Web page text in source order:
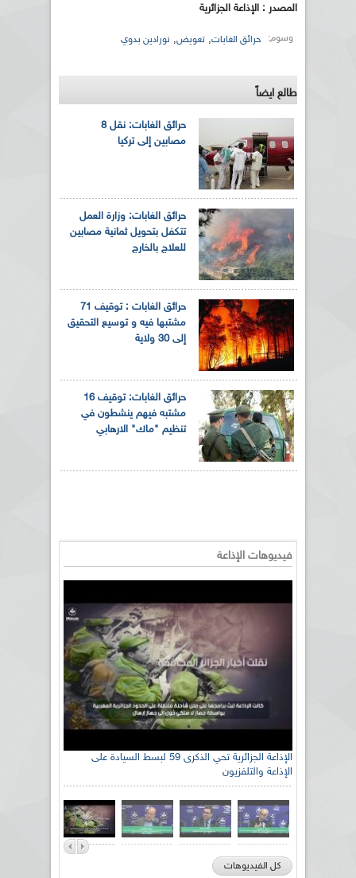
المصدر : الإذاعة الجزائرية
وسوم: حرائق الغابات, تعويض, نورادين بدوي
طالع ايضاً
حرائق الغابات: نقل 8
مصابين إلى تركيا
حرائق الغابات: وزارة العمل
تتكفل بتحويل ثمانية مصابين
للعلاج بالخارج
حرائق الغابات : توقيف 71
مشتبها فيه و توسيع التحقيق
إلى 30 ولاية
حرائق الغابات: توقيف 16
مشتبه فيهم ينشطون في
تنظيم "ماك" الارهابي
فيديوهات الإذاعة
الإذاعة الجزائرية تحي الذكرى 59 لبسط السيادة على
الإذاعة والتلفزيون
كل الفيديوهات